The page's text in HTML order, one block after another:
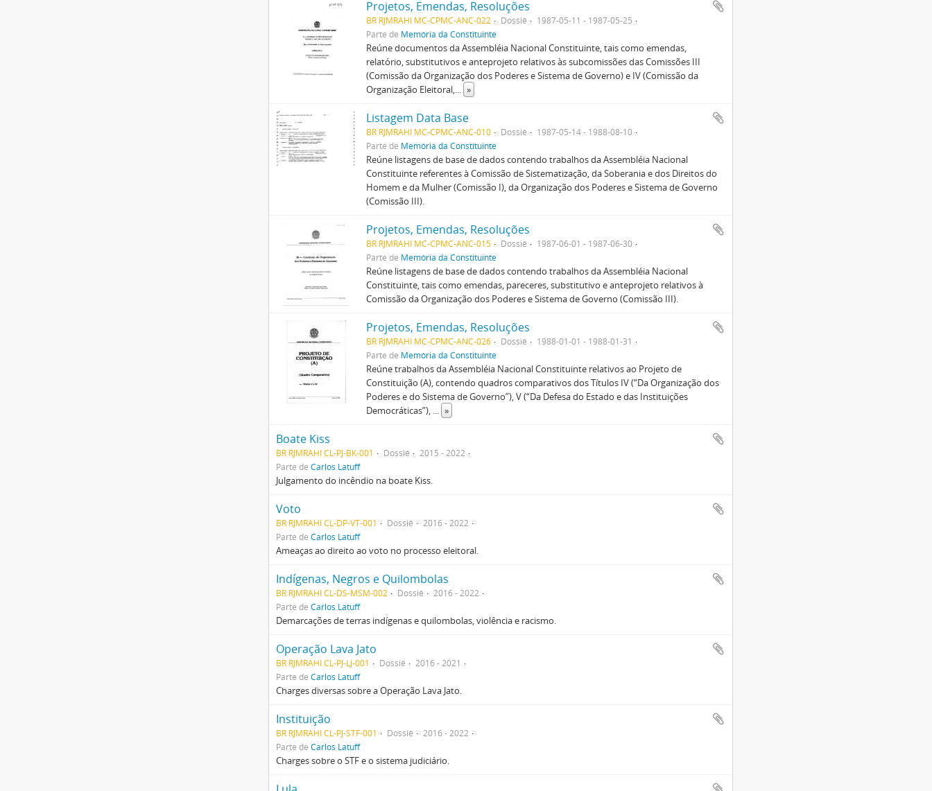
Projetos, Emendas, Resoluções
BR RJMRAHI MC-CPMC-ANC-022 Dossiê
1987-05-11 - 1987-05-25
Parte de Memória da Constituinte
Reúne documentos da Assembléia Nacional Constituinte, tais como emendas,
relatório, substitutivos e anteprojeto relativos às subcomissões das Comissões III
(Comissão da Organização dos Poderes e Sistema de Governo) e IV (Comissão da
Organização Eleitoral,... »
Listagem Data Base
BR RJMRAHI MC-CPMC-ANC-010 Dossiê
1987-05-14 - 1988-08-10
Parte de Memória da Constituinte
Reúne listagens de base de dados contendo trabalhos da Assembléia Nacional
Constituinte referentes à Comissão de Sistematização, da Soberania e dos Direitos do
Homem e da Mulher (Comissão I), da Organização dos Poderes e Sistema de Governo
(Comissão III).
Projetos, Emendas, Resoluções
BR RJMRAHI MC-CPMC-ANC-015 Dossiê
1987-06-01 - 1987-06-30
Parte de Memória da Constituinte
Reúne listagens de base de dados contendo trabalhos da Assembléia Nacional
Constituinte, tais como emendas, pareceres, substitutivo e anteprojeto relativos à
Comissão da Organização dos Poderes e Sistema de Governo (Comissão III).
Projetos, Emendas, Resoluções
BR RJMRAHI MC-CPMC-ANC-026 Dossiê
1988-01-01 - 1988-01-31
Parte de Memória da Constituinte
Reúne trabalhos da Assembléia Nacional Constituinte relativos ao Projeto de
Constituição (A), contendo quadros comparativos dos Títulos IV (“Da Organização dos
Poderes e do Sistema de Governo”), V (“Da Defesa do Estado e das Instituições
Democráticas”), ... »
Boate Kiss
BR RJMRAHI CL-PJ-BK-001 Dossiê
2015 - 2022
Parte de Carlos Latuff
Julgamento do incêndio na boate Kiss.
Voto
BR RJMRAHI CL-DP-VT-001 Dossiê
2016 - 2022
Parte de Carlos Latuff
Ameaças ao direito ao voto no processo eleitoral.
Indígenas, Negros e Quilombolas
BR RJMRAHI CL-DS-MSM-002 Dossiê
2016 - 2022
Parte de Carlos Latuff
Demarcações de terras indígenas e quilombolas, violência e racismo.
Operação Lava Jato
BR RJMRAHI CL-PJ-LJ-001 Dossiê
2016 - 2021
Parte de Carlos Latuff
Charges diversas sobre a Operação Lava Jato.
Instituição
BR RJMRAHI CL-PJ-STF-001 Dossiê
2016 - 2022
Parte de Carlos Latuff
Charges sobre o STF e o sistema judiciário.